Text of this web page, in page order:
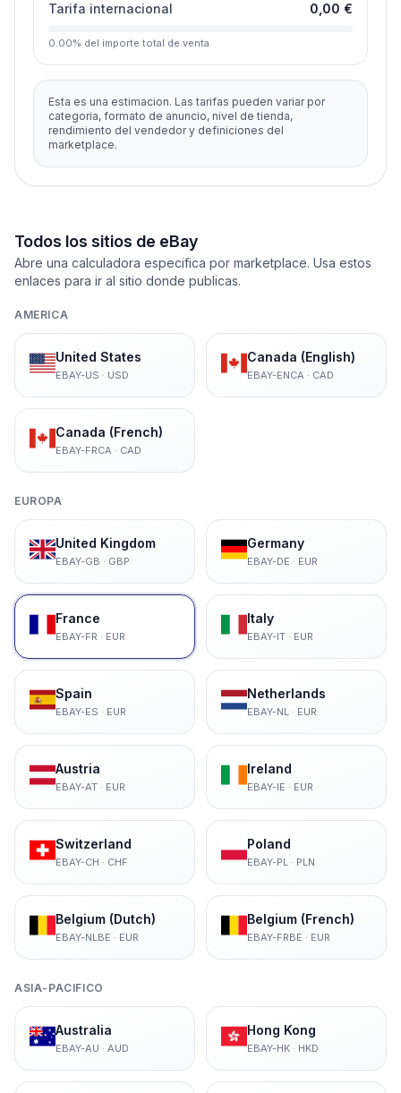
Tarifa internacional 0,00 €
0.00% del importe total de venta
Esta es una estimacion. Las tarifas pueden variar por
categoria, formato de anuncio, nivel de tienda,
rendimiento del vendedor y definiciones del
marketplace.
Todos los sitios de eBay
Abre una calculadora especifica por marketplace. Usa estos
enlaces para ir al sitio donde publicas.
AMERICA
United States
EBAY-US · USD
Canada (English)
EBAY-ENCA · CAD
Canada (French)
EBAY-FRCA · CAD
EUROPA
United Kingdom
EBAY-GB · GBP
Germany
EBAY-DE · EUR
France
EBAY-FR · EUR
Italy
EBAY-IT· EUR
Spain
EBAY-ES · EUR
Netherlands
EBAY-NL· EUR
Austria
EBAY-AT· EUR
Ireland
EBAY-IE · EUR
Switzerland
EBAY-CH · CHF
Poland
EBAY-PL· PLN
Belgium (Dutch)
EBAY-NLBE · EUR
Belgium (French)
EBAY-FRBE · EUR
ASIA-PACIFICO
Australia
EBAY-AU · AUD
Hong Kong
EBAY-HK· HKD